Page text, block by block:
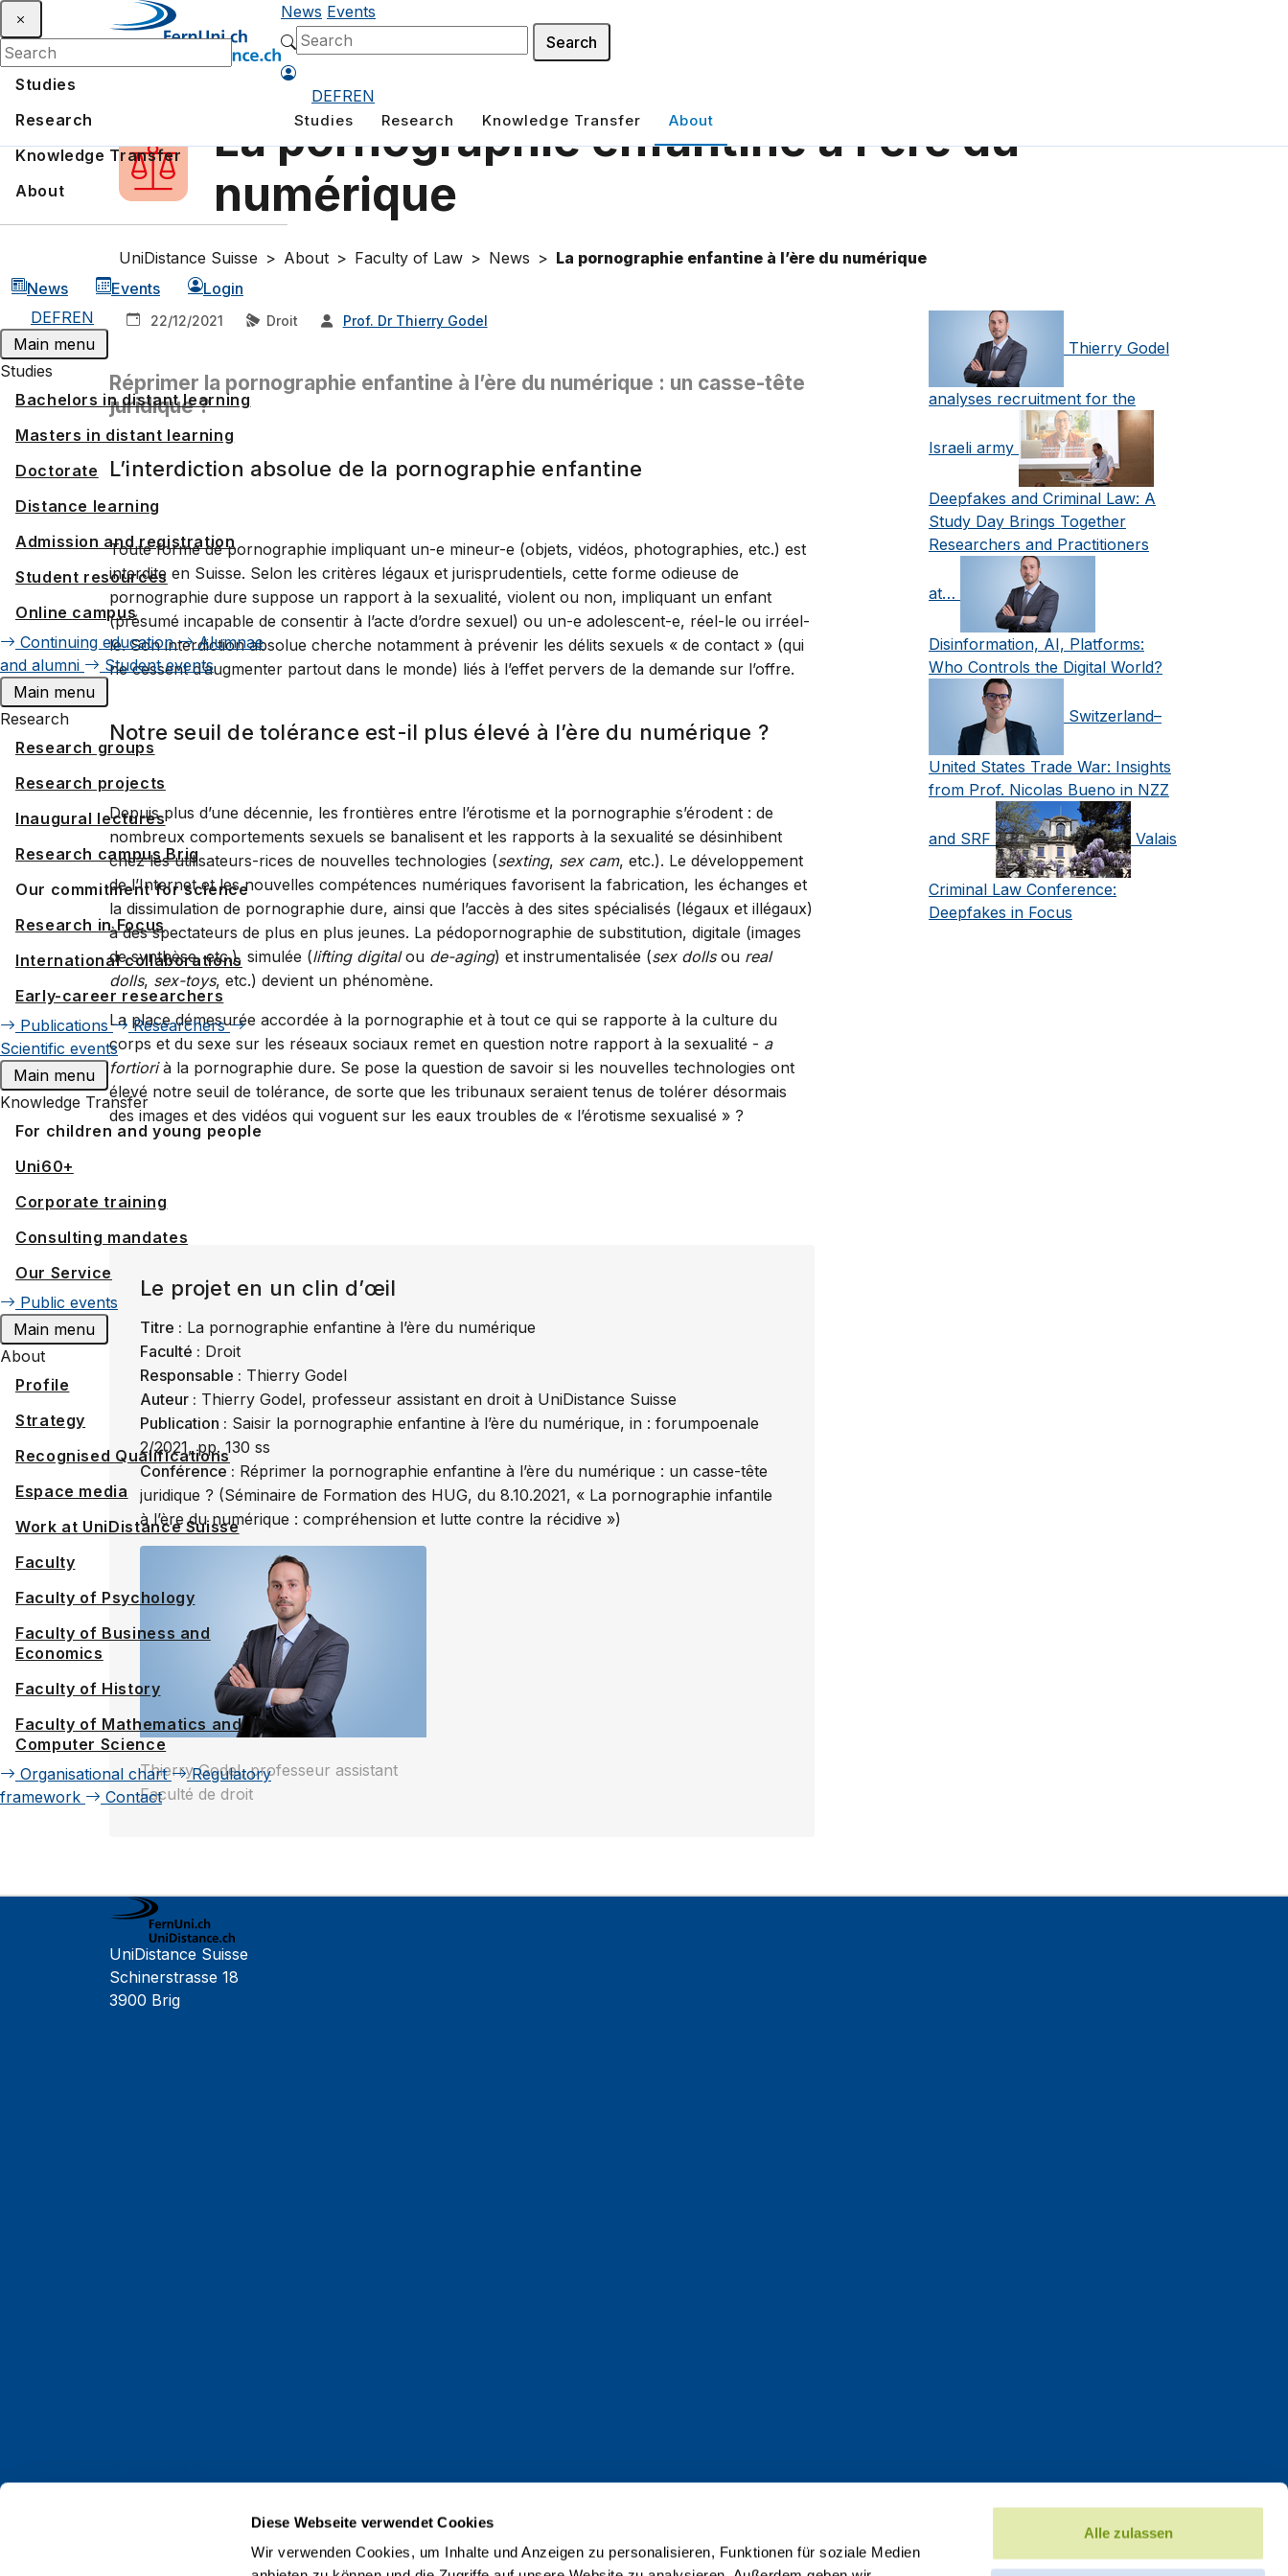
Diese Webseite verwendet Cookies
Wir verwenden Cookies, um Inhalte und Anzeigen zu personalisieren, Funktionen für soziale Medien
Alle zulassen
News Events
Search
DEFREN
Studies Research Knowledge Transfer About
Studies
Research
Knowledge Transfer
About
News Events
Login
DEFREN
Main menu
Studies
Bachelors in distant learning
Masters in distant learning
Doctorate
Distance learning
Admission and registration
Student resources
Online campus
Continuing education
Alumnae
and alumni
Student events
Main menu
Research
Research groups
Research projects
Inaugural lectures
Research campus Brig
Our commitment for science
Research in Focus
International collaborations
Early-career researchers
Publications
Researchers
Scientific events
Main menu
Knowledge Transfer
For children and young people
Uni60+
Corporate training
Consulting mandates
Our Service
Public events
Main menu
About
Profile
Strategy
Recognised Qualifications
Espace media
Work at UniDistance Suisse
Faculty
Faculty of Psychology
Faculty of Business and
Economics
Faculty of History
Faculty of Mathematics and
Computer Science
Organisational chart
Regulatory
framework
Contact
La pornographie enfantine à l’ère du
numérique
UniDistance Suisse About Faculty of Law News La pornographie enfantine à l’ère du numérique
22/12/2021 Droit Prof. Dr Thierry Godel
Réprimer la pornographie enfantine à l’ère du numérique : un casse-tête
juridique ?
L’interdiction absolue de la pornographie enfantine
Toute forme de pornographie impliquant un-e mineur-e (objets, vidéos, photographies, etc.) est
interdite en Suisse. Selon les critères légaux et jurisprudentiels, cette forme odieuse de
pornographie dure suppose un rapport à la sexualité, violent ou non, impliquant un enfant
(présumé incapable de consentir à l’acte d’ordre sexuel) ou un-e adolescent-e, réel-le ou irréel-
le. Son interdiction absolue cherche notamment à prévenir les délits sexuels « de contact » (qui
ne cessent d’augmenter partout dans le monde) liés à l’effet pervers de la demande sur l’offre.
Notre seuil de tolérance est-il plus élevé à l’ère du numérique ?
Depuis plus d’une décennie, les frontières entre l’érotisme et la pornographie s’érodent : de
nombreux comportements sexuels se banalisent et les rapports à la sexualité se désinhibent
chez les utilisateurs-rices de nouvelles technologies (sexting, sex cam, etc.). Le développement
de l’Internet et les nouvelles compétences numériques favorisent la fabrication, les échanges et
la dissimulation de pornographie dure, ainsi que l’accès à des sites spécialisés (légaux et illégaux)
à des spectateurs de plus en plus jeunes. La pédopornographie de substitution, digitale (images
de synthèse, etc.), simulée (lifting digitalou de-aging) et instrumentalisée (sex dolls ou real
dolls, sex-toys, etc.) devient un phénomène.
La place démesurée accordée à la pornographie et à tout ce qui se rapporte à la culture du
corps et du sexe sur les réseaux sociaux remet en question notre rapport à la sexualité - a
fortiorià la pornographie dure. Se pose la question de savoir si les nouvelles technologies ont
élevé notre seuil de tolérance, de sorte que les tribunaux seraient tenus de tolérer désormais
des images et des vidéos qui voguent sur les eaux troubles de « l’érotisme sexualisé » ?
Le projet en un clin d’œil
Titre : La pornographie enfantine à l’ère du numérique
Faculté : Droit
Responsable : Thierry Godel
Auteur : Thierry Godel, professeur assistant en droit à UniDistance Suisse
Publication : Saisir la pornographie enfantine à l’ère du numérique, in : forumpoenale
2/2021, pp. 130 ss
Conférence : Réprimer la pornographie enfantine à l’ère du numérique : un casse-tête
juridique ? (Séminaire de Formation des HUG, du 8.10.2021, « La pornographie infantile
à l’ère du numérique : compréhension et lutte contre la récidive »)
Thierry Godel, professeur assistant
Faculté de droit
Thierry Godel
analyses recruitment for the
Israeli army
Deepfakes and Criminal Law: A
Study Day Brings Together
Researchers and Practitioners
at…
Disinformation, AI, Platforms:
Who Controls the Digital World?
Switzerland–
United States Trade War: Insights
from Prof. Nicolas Bueno in NZZ
and SRF Valais
Criminal Law Conference:
Deepfakes in Focus
UniDistance Suisse
Schinerstrasse 18
3900 Brig